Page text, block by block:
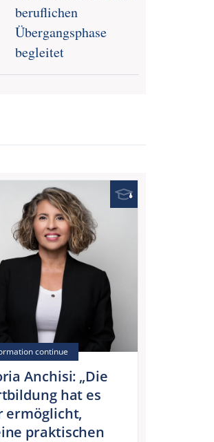
beruflichen
Übergangsphase
begleitet
Anchisi: „Die
hat es
ermöglicht,
praktischen